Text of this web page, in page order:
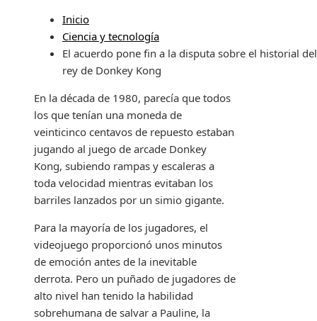
Inicio
Ciencia y tecnología
El acuerdo pone fin a la disputa sobre el historial
rey de Donkey Kong
En la década de 1980, parecía que todos
los que tenían una moneda de
veinticinco centavos de repuesto estaban
jugando al juego de arcade Donkey
Kong, subiendo rampas y escaleras a
toda velocidad mientras evitaban los
barriles lanzados por un simio gigante.
Para la mayoría de los jugadores, el
videojuego proporcionó unos minutos
de emoción antes de la inevitable
derrota. Pero un puñado de jugadores de
alto nivel han tenido la habilidad
sobrehumana de salvar a Pauline, la